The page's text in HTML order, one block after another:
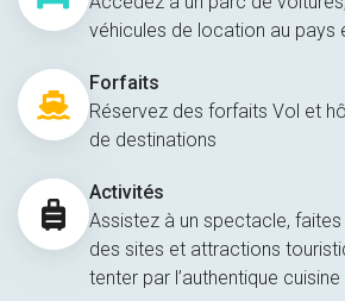
véhicules de location au pays
Forfaits
Réservez des forfaits Vol et
de destinations
Activités
Assistez à un spectacle,
des sites et attractions
tenter par l’authentique